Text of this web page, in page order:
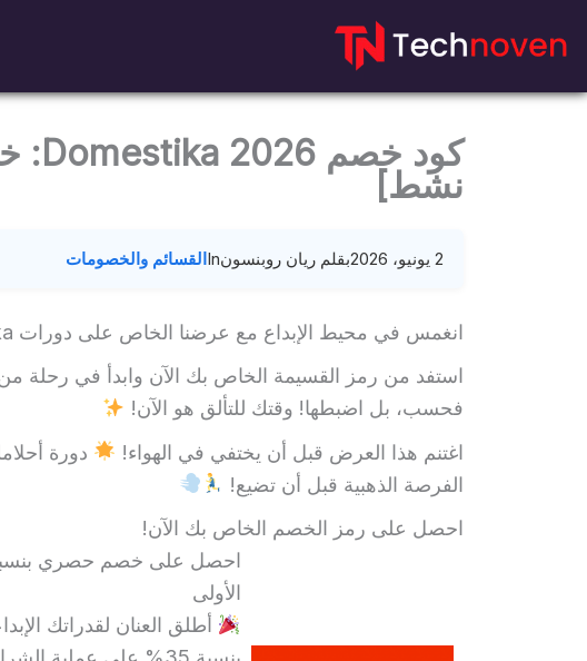
إلى
نشط]
2 يونيو، 2026 بقلم ريان روبنسونInالقسائم والخصومات
انغمس في محيط الإبداع مع عرضنا الخاص على دورات Domestika!
استفد من رمز القسيمة الخاص بك الآن وابدأ في رحلة من
فحسب، بل اضبطها! وقتك للتألق هو الآن!
اغتنم هذا العرض قبل أن يختفي في الهواء!
دورة
الفرصة الذهبية قبل أن تضيع!
احصل على رمز الخصم الخاص بك الآن!
الأولى
أطلق العنان لقدراتك